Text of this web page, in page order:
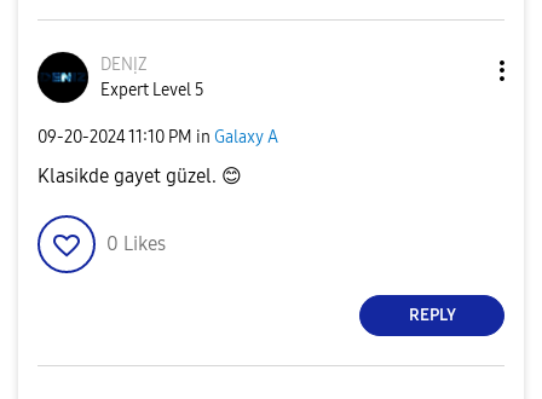
DENỊZ
Expert Level 5
‎09-20-202411:10 PM in Galaxy A
Klasikde gayet güzel. 😊
0 Likes
REPLY